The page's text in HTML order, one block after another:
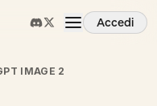
Accedi
IMAGE 2